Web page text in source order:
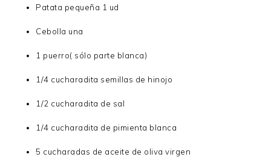
Patata pequeña 1 ud
Cebolla una
1 puerro( sólo parte blanca)
1/4 cucharadita semillas de hinojo
1/2 cucharadita de sal
1/4 cucharadita de pimienta blanca
5 cucharadas de aceite de oliva virgen